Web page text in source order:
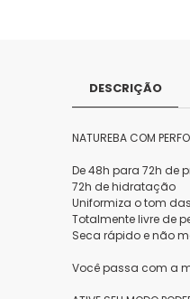
DESCRIÇÃO
NATUREBA COM
De 48h para 72h de
72h de hidratação
Uniformiza o tom
Totalmente livre de
Seca rápido e não
Você passa com a